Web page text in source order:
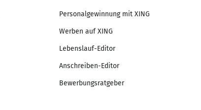
Personalgewinnung mit XING
Werben auf XING
Lebenslauf-Editor
Anschreiben-Editor
Bewerbungsratgeber